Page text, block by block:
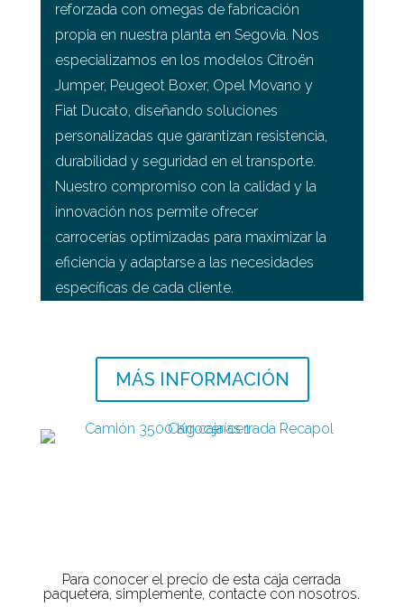
reforzada con omegas de fabricación
propia en nuestra planta en Segovia. Nos
especializamos en los modelos Citroën
Jumper, Peugeot Boxer, Opel Movano y
Fiat Ducato, diseñando soluciones
personalizadas que garantizan resistencia,
durabilidad y seguridad en el transporte.
Nuestro compromiso con la calidad y la
innovación nos permite ofrecer
carrocerías optimizadas para maximizar la
eficiencia y adaptarse a las necesidades
específicas de cada cliente.
MÁS INFORMACIÓN
Para conocer el precio de esta caja cerrada
paquetera, simplemente, contacte con nosotros.